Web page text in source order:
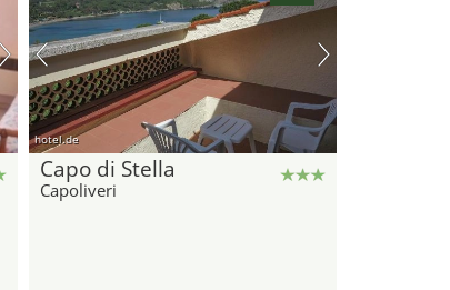
hotel.de
Capo di Stella
Capoliveri